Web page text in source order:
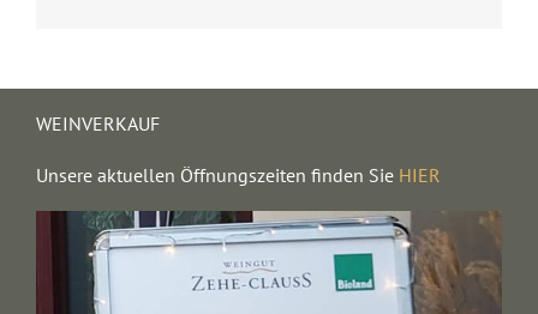
WEINVERKAUF
Unsere aktuellen Öffnungszeiten finden Sie HIER